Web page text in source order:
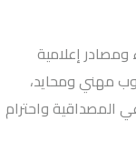
ومصادر إعلامية
مهني ومحايد،
المصداقية واحترام